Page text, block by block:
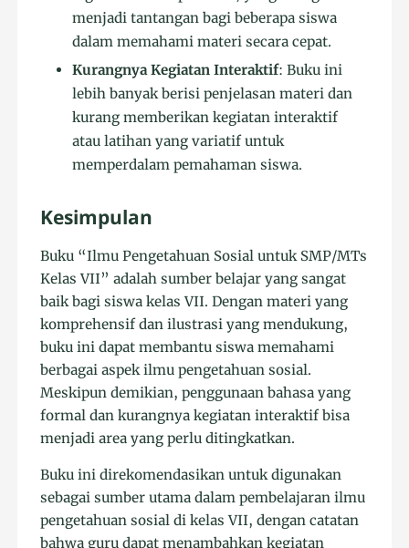
menjadi tantangan bagi beberapa siswa
dalam memahami materi secara cepat.
Kurangnya Kegiatan Interaktif: Buku ini
lebih banyak berisi penjelasan materi dan
kurang memberikan kegiatan interaktif
atau latihan yang variatif untuk
memperdalam pemahaman siswa.
Kesimpulan
Buku “Ilmu Pengetahuan Sosial untuk SMP/MTs
Kelas VII” adalah sumber belajar yang sangat
baik bagi siswa kelas VII. Dengan materi yang
komprehensif dan ilustrasi yang mendukung,
buku ini dapat membantu siswa memahami
berbagai aspek ilmu pengetahuan sosial.
Meskipun demikian, penggunaan bahasa yang
formal dan kurangnya kegiatan interaktif bisa
menjadi area yang perlu ditingkatkan.
Buku ini direkomendasikan untuk digunakan
sebagai sumber utama dalam pembelajaran ilmu
pengetahuan sosial di kelas VII, dengan catatan
bahwa guru dapat menambahkan kegiatan